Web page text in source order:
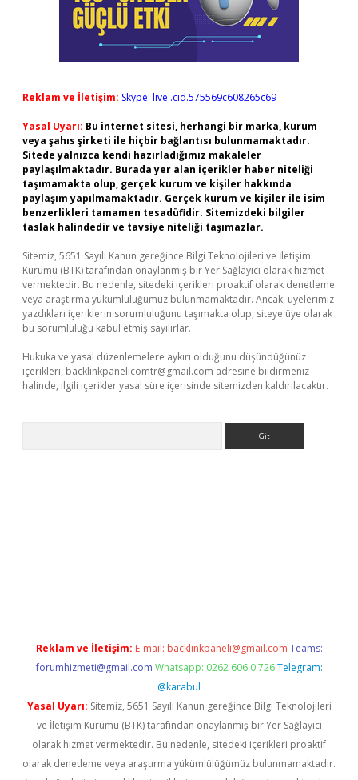
Reklam ve İletişim: Skype: live:.cid.575569c608265c69
Yasal Uyarı: Bu internet sitesi, herhangi bir marka, kurum
veya şahıs şirketi ile hiçbir bağlantısı bulunmamaktadır.
Sitede yalnızca kendi hazırladığımız makaleler
paylaşılmaktadır. Burada yer alan içerikler haber niteliği
taşımamakta olup, gerçek kurum ve kişiler hakkında
paylaşım yapılmamaktadır. Gerçek kurum ve kişiler ile isim
benzerlikleri tamamen tesadüfidir. Sitemizdeki bilgiler
taslak halindedir ve tavsiye niteliği taşımazlar.
Sitemiz, 5651 Sayılı Kanun gereğince Bilgi Teknolojileri ve İletişim
Kurumu (BTK) tarafından onaylanmış bir Yer Sağlayıcı olarak hizmet
vermektedir. Bu nedenle, sitedeki içerikleri proaktif olarak denetleme
veya araştırma yükümlülüğümüz bulunmamaktadır. Ancak, üyelerimiz
yazdıkları içeriklerin sorumluluğunu taşımakta olup, siteye üye olarak
bu sorumluluğu kabul etmiş sayılırlar.
Hukuka ve yasal düzenlemelere aykırı olduğunu düşündüğünüz
içerikleri, backlinkpanelicomtr@gmail.com adresine bildirmeniz
halinde, ilgili içerikler yasal süre içerisinde sitemizden kaldırılacaktır.
Reklam ve İletişim: E-mail: backlinkpaneli@gmail.com Teams:
forumhizmeti@gmail.com Whatsapp: 0262 606 0 726 Telegram:
@karabul
Yasal Uyarı: Sitemiz, 5651 Sayılı Kanun gereğince Bilgi Teknolojileri
ve İletişim Kurumu (BTK) tarafından onaylanmış bir Yer Sağlayıcı
olarak hizmet vermektedir. Bu nedenle, sitedeki içerikleri proaktif
olarak denetleme veya araştırma yükümlülüğümüz bulunmamaktadır.